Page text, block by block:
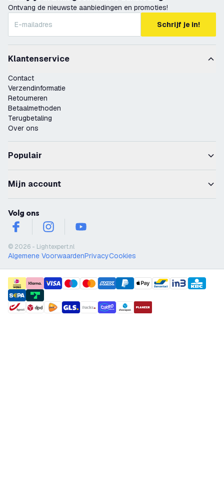
Ontvang de nieuwste aanbiedingen en promoties!
Schrijf je in!
Klantenservice
Contact
Verzendinformatie
Retourneren
Betaalmethoden
Terugbetaling
Over ons
Populair
Mijn account
Volg ons
facebookinstagramyoutube
© 2026 - Lightexpert.nl
Algemene VoorwaardenPrivacyCookies
payment methods
shipment methods